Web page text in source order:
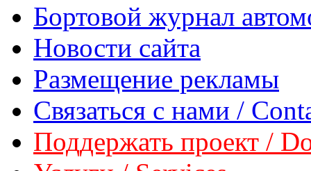
Бортовой журнал
Новости сайта
Размещение рекламы
Связаться с нами /
Поддержать проект /